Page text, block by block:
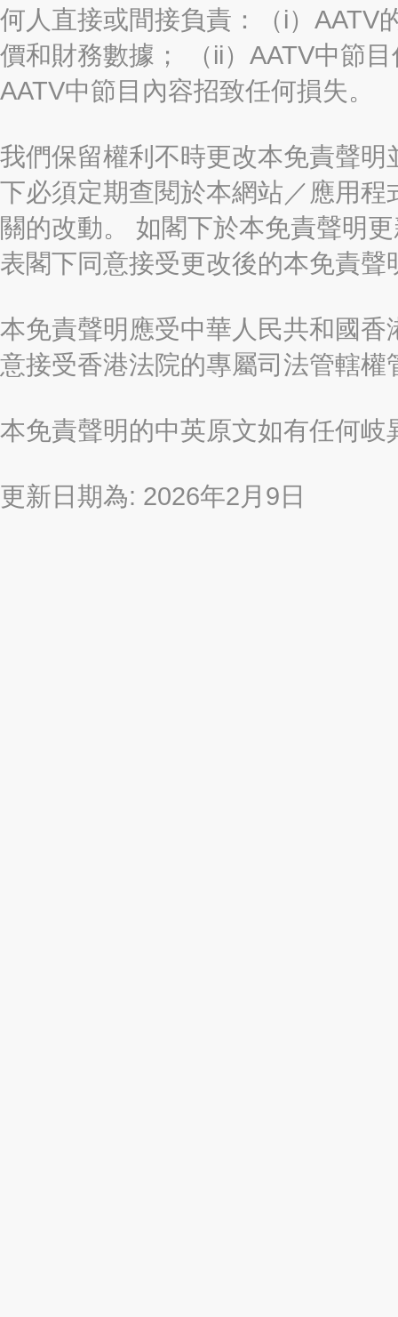
何人直接或間接負責：（i）AATV
價和財務數據； （ii）AATV中節
AATV中節目內容招致任何損失。
我們保留權利不時更改本免責聲
下必須定期查閱於本網站／應用
關的改動。 如閣下於本免責聲明
表閣下同意接受更改後的本免責聲
本免責聲明應受中華人民共和國
意接受香港法院的專屬司法管轄權
本免責聲明的中英原文如有任何
更新日期為: 2026年2月9日